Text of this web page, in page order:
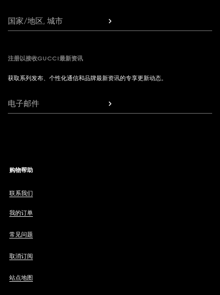
国家/地区, 城市
注册以接收GUCCI最新资讯
获取系列发布、个性化通信和品牌最新资讯的专享更新动态。
电子邮件
购物帮助
联系我们
我的订单
常见问题
取消订阅
站点地图